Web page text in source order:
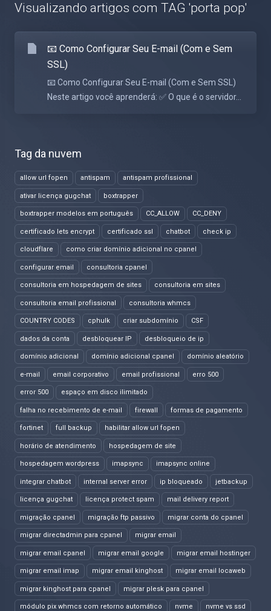
Tag da nuvem
allow url fopen antispam antispam profissional
ativar licença gugchat boxtrapper
boxtrapper modelos em português CC_ALLOW CC_DENY
certificado lets encrypt certificado ssl chatbot check ip
cloudflare como criar domínio adicional no cpanel
configurar email consultoria cpanel
consultoria em hospedagem de sites consultoria em sites
consultoria email profissional consultoria whmcs
COUNTRY CODES cphulk criar subdomínio CSF
dados da conta desbloquear IP desbloqueio de ip
domínio adicional domínio adicional cpanel domínio aleatório
e-mail email corporativo email profissional erro 500
error 500 espaço em disco ilimitado
falha no recebimento de e-mail firewall formas de pagamento
fortinet full backup habilitar allow url fopen
horário de atendimento hospedagem de site
hospedagem wordpress imapsync imapsync online
integrar chatbot internal server error ip bloqueado jetbackup
licença gugchat licença protect spam mail delivery report
migração cpanel migração ftp passivo migrar conta do cpanel
migrar directadmin para cpanel migrar email
migrar email cpanel migrar email google migrar email hostinger
migrar email imap migrar email kinghost migrar email locaweb
migrar kinghost para cpanel migrar plesk para cpanel
módulo pix whmcs com retorno automático nvme nvme vs ssd
Visualizando artigos com TAG 'porta pop'
📧 Como Configurar Seu E-mail (Com e Sem
SSL)
📧 Como Configurar Seu E-mail (Com e Sem SSL)
Neste artigo você aprenderá: ✅ O que é o servidor...